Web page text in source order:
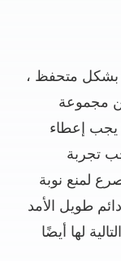
بشكل متحفظ ،
مجموعة
يجب إعطاء
تجربة
لمنع نوبة
طويل الأمد
لها أيضًا